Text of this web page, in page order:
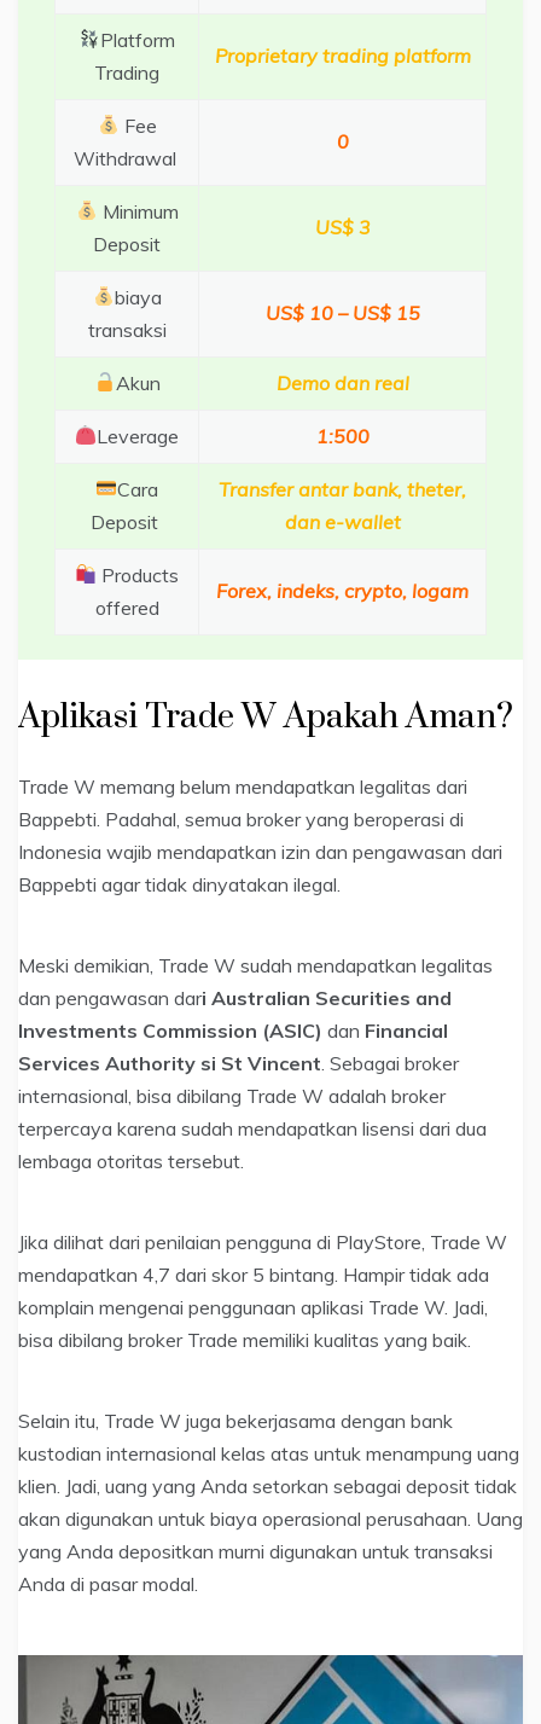
Platform
Trading
Proprietary trading platform
Fee
Withdrawal
0
Minimum
Deposit
US$ 3
biaya
transaksi
US$ 10 – US$ 15
Akun Demo dan real
Leverage 1:500
Cara
Deposit
Transfer antar bank, theter,
dan e-wallet
Products
offered
Forex, indeks, crypto, logam
Aplikasi Trade W Apakah Aman?
Trade W memang belum mendapatkan legalitas dari
Bappebti. Padahal, semua broker yang beroperasi di
Indonesia wajib mendapatkan izin dan pengawasan dari
Bappebti agar tidak dinyatakan ilegal.
Meski demikian, Trade W sudah mendapatkan legalitas
dan pengawasan dari Australian Securities and
Investments Commission (ASIC) dan Financial
Services Authority si St Vincent . Sebagai broker
internasional, bisa dibilang Trade W adalah broker
terpercaya karena sudah mendapatkan lisensi dari dua
lembaga otoritas tersebut.
Jika dilihat dari penilaian pengguna di PlayStore, Trade W
mendapatkan 4,7 dari skor 5 bintang. Hampir tidak ada
komplain mengenai penggunaan aplikasi Trade W. Jadi,
bisa dibilang broker Trade memiliki kualitas yang baik.
Selain itu, Trade W juga bekerjasama dengan bank
kustodian internasional kelas atas untuk menampung uang
klien. Jadi, uang yang Anda setorkan sebagai deposit tidak
akan digunakan untuk biaya operasional perusahaan. Uang
yang Anda depositkan murni digunakan untuk transaksi
Anda di pasar modal.